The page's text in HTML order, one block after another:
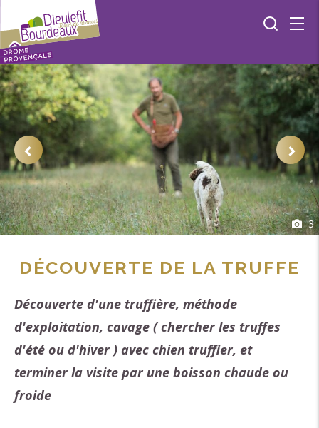
3
DÉCOUVERTE DE LA TRUFFE
Découverte d'une truffière, méthode
d'exploitation, cavage ( chercher les truffes
d'été ou d'hiver ) avec chien truffier, et
terminer la visite par une boisson chaude ou
froide